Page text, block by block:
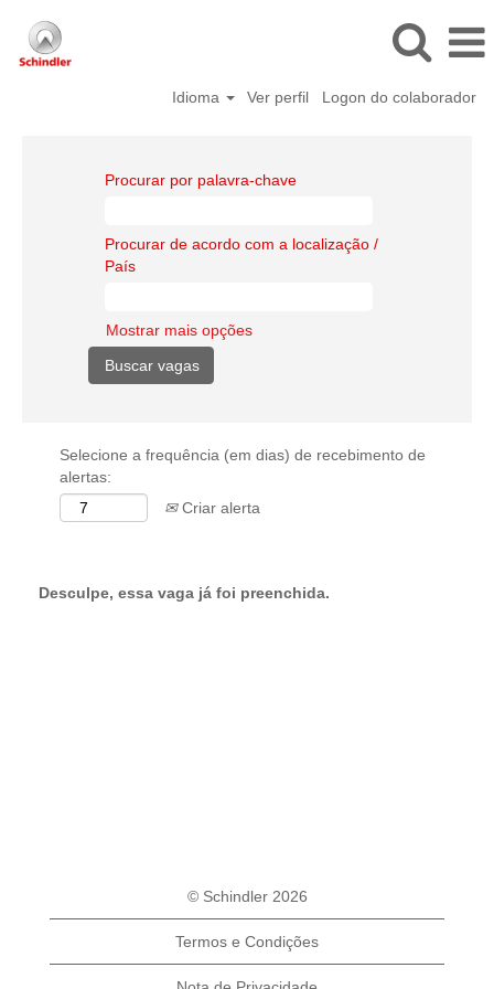
Idioma Ver perfil Logon do colaborador
Procurar por palavra-chave
Procurar de acordo com a localização /
País
Mostrar mais opções
Selecione a frequência (em dias) de recebimento de
alertas:
Criar alerta
Desculpe, essa vaga já foi preenchida.
© Schindler 2026
Termos e Condições